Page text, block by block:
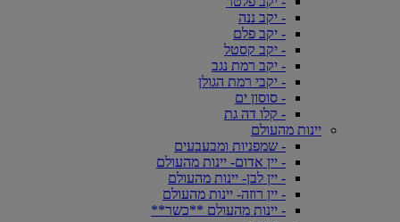
- יקב ננה
- יקב פלם
- יקב קסטל
- יקב רמת נגב
- יקבי רמת הגולן
- סוסון ים
- קלו דה גת
יינות מהעולם
- שמפניות ומבעבעים
- יין אדום- יינות מהעולם
- יין לבן- יינות מהעולם
- יין רוזה- יינות מהעולם
- יינות מהעולם **כשר**